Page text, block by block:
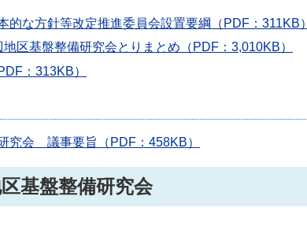
的な方針等改定推進委員会設置要綱（PDF：311KB）
区基盤整備研究会とりまとめ（PDF：3,010KB）
：313KB）
究会 議事要旨（PDF：458KB）
基盤整備研究会